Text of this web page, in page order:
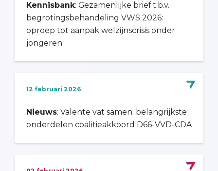
Kennisbank: Gezamenlijke brief t.b.v.
begrotingsbehandeling VWS 2026:
oproep tot aanpak welzijnscrisis onder
jongeren
12 februari 2026
Nieuws: Valente vat samen: belangrijkste
onderdelen coalitieakkoord D66-VVD-CDA